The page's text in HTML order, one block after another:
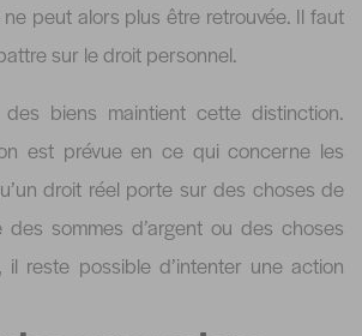
peut alors plus être retrouvée. Il faut
sur le droit personnel.
biens maintient cette distinction.
est prévue en ce qui concerne les
droit réel porte sur des choses de
des sommes d’argent ou des choses
il reste possible d’intenter une action